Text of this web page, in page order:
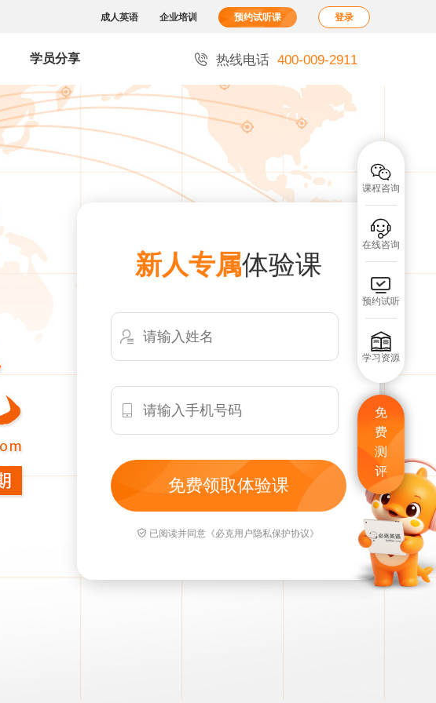
成人英语 企业培训 预约试听课 登录
学员分享  热线电话 400-009-2911

课程咨询

在线咨询

预约试听

学习资源
免
费
测
评
新人专属体验课


 已阅读并同意《必克用户隐私保护协议》